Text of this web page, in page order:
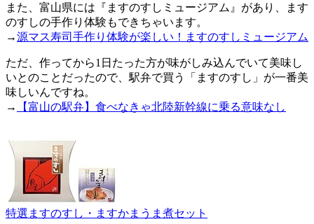
また、富山県には『ますのすしミュージアム』があり、ます
のすしの手作り体験もできちゃいます。
→源マス寿司手作り体験が楽しい！ますのすしミュージアム
ただ、作ってから1日たった方が味がしみ込んでいて美味し
いとのことだったので、駅弁で買う「ますのすし」が一番美
味しいんですね。
→
【富山の駅弁】食べなきゃ北陸新幹線に乗る意味なし
特選ますのすし・ますかまうま煮セット